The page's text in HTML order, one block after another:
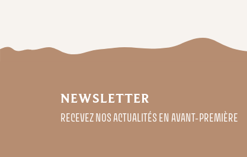
NEWSLETTER
RECEVEZ NOS ACTUALITÉS EN AVANT-PREMIÈRE